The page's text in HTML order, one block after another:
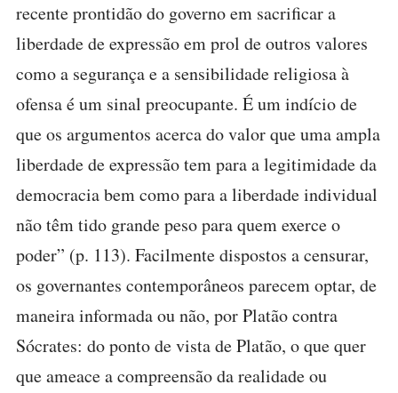
recente prontidão do governo em sacrificar a
liberdade de expressão em prol de outros valores
como a segurança e a sensibilidade religiosa à
ofensa é um sinal preocupante. É um indício de
que os argumentos acerca do valor que uma ampla
liberdade de expressão tem para a legitimidade da
democracia bem como para a liberdade individual
não têm tido grande peso para quem exerce o
poder” (p. 113). Facilmente dispostos a censurar,
os governantes contemporâneos parecem optar, de
maneira informada ou não, por Platão contra
Sócrates: do ponto de vista de Platão, o que quer
que ameace a compreensão da realidade ou